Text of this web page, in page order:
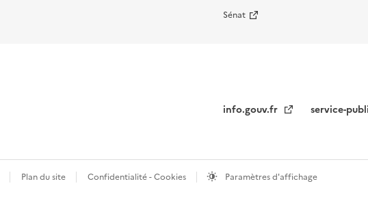
Sénat
info.gouv.fr service-
Plan du site Confidentialité - Cookies Paramètres d'affichage